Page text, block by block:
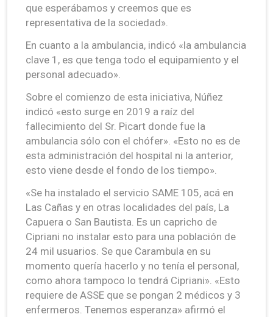
que esperábamos y creemos que es
representativa de la sociedad».
En cuanto a la ambulancia, indicó «la ambulancia
clave 1, es que tenga todo el equipamiento y el
personal adecuado».
Sobre el comienzo de esta iniciativa, Núñez
indicó «esto surge en 2019 a raíz del
fallecimiento del Sr. Picart donde fue la
ambulancia sólo con el chófer». «Esto no es de
esta administración del hospital ni la anterior,
esto viene desde el fondo de los tiempo».
«Se ha instalado el servicio SAME 105, acá en
Las Cañas y en otras localidades del país, La
Capuera o San Bautista. Es un capricho de
Cipriani no instalar esto para una población de
24 mil usuarios. Se que Carambula en su
momento quería hacerlo y no tenía el personal,
como ahora tampoco lo tendrá Cipriani». «Esto
requiere de ASSE que se pongan 2 médicos y 3
enfermeros. Tenemos esperanza» afirmó el